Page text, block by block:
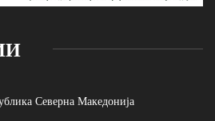
Северна Македонија